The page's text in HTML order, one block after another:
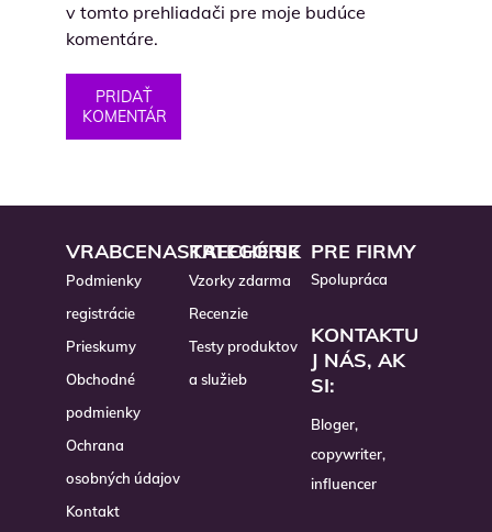
v tomto prehliadači pre moje budúce
komentáre.
PRIDAŤ
KOMENTÁR
VRABCENASTRECHE.SK
Podmienky
registrácie
Prieskumy
Obchodné
podmienky
Ochrana
osobných údajov
Kontakt
KATEGÓRIE
Vzorky zdarma
Recenzie
Testy produktov
a služieb
PRE FIRMY
Spolupráca
KONTAKTU
J NÁS, AK
SI:
Bloger,
copywriter,
influencer